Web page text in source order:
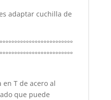
adaptar cuchilla de
T de acero al
que puede